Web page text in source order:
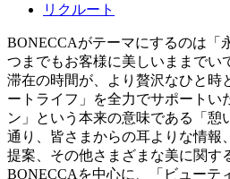
リクルート
BONECCAがテーマにするのは「
つまでもお客様に美しいままで
滞在の時間が、より贅沢なひと時
ートライフ」を全力でサポートい
ン」という本来の意味である「憩
通り、皆さまからの耳よりな情報
提案、その他さまざまな美に関す
BONECCAを中心に、「ビューテ